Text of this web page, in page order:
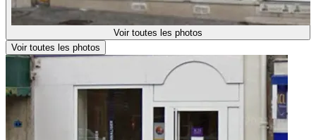
Voir toutes les photos
Voir toutes les photos